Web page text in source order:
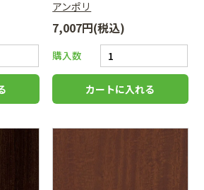
アンポリ
7,007円(税込)
購入数